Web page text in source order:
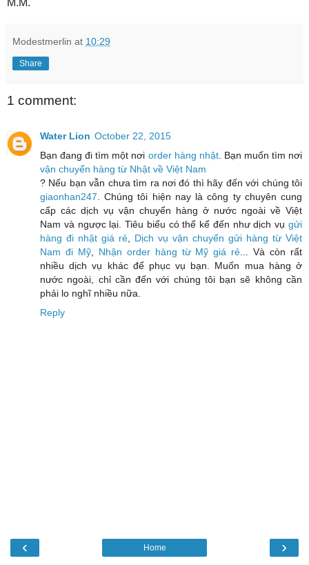
Modestmerlin at 10:29
Share
1 comment:
Water Lion October 22, 2015
Bạn đang đi tìm một nơi order hàng nhật. Bạn muốn tìm nơi
vận chuyển hàng từ Nhật về Việt Nam
? Nếu bạn vẫn chưa tìm ra nơi đó thì hãy đến với chúng tôi
giaonhan247 . Chúng tôi hiện nay là công ty chuyên cung
cấp các dịch vụ vận chuyển hàng ở nước ngoài về Việt
Nam và ngược lại. Tiêu biểu có thể kể đến như dịch vụ gửi
hàng đi nhật giá rẻ
Dịch vụ vận chuyển gửi hàng từ Việt
Nam đi Mỹ, Nhận order hàng từ Mỹ giá rẻ ... Và còn rất
nhiều dịch vụ khác để phục vụ bạn. Muốn mua hàng ở
nước ngoài, chỉ cần đến với chúng tôi bạn sẽ không cần
phải lo nghĩ nhiều nữa.
Reply
‹ ›
Home